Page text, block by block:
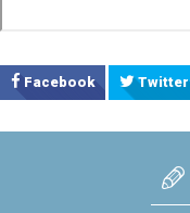
Facebook Twitter